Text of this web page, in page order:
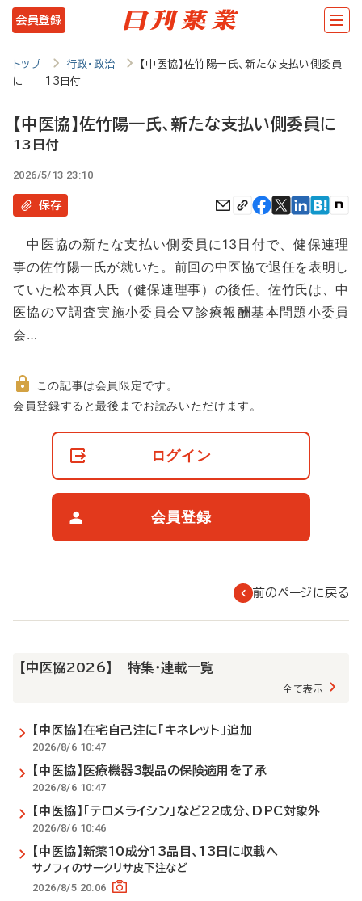
メ
イ
テ
ツ
に
動
会員登録
トップ 行政・政治
【中医協】佐竹陽一氏、新たな支払い側委員
に 13日付
【中医協】佐竹陽一氏、新たな支払い側委員に
13日付
2026/5/13 23:10
保存
中医協の新たな支払い側委員に13日付で、健保連理
事の佐竹陽一氏が就いた。前回の中医協で退任を表明し
ていた松本真人氏（健保連理事）の後任。佐竹氏は、中
医協の▽調査実施小委員会▽診療報酬基本問題小委員
会…
非
この記事は会員限定です。
会員登録すると最後までお読みいただけます。
ログイン
会員登録
前のページに戻る
【中医協2026】 | 特集・連載一覧
全て表示
【中医協】在宅自己注に「キネレット」追加
2026/8/6 10:47
【中医協】医療機器3製品の保険適用を了承
2026/8/6 10:47
【中医協】「テロメライシン」など22成分、DPC対象外
2026/8/6 10:46
【中医協】新薬10成分13品目、13日に収載へ
サノフィのサークリサ皮下注など
2026/8/5 20:06